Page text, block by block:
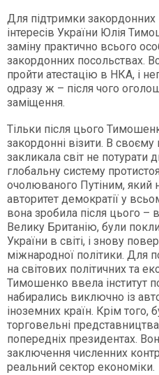
Для підтримки закордонних
інтересів України Юлія
заміну практично всього
закордонних посольствах.
пройти атестацію в НКА, і
одразу ж – після чого
заміщення.
Тільки після цього
закордонні візити. В
закликала світ не потурати
глобальну систему
очолюваного Путіним, який
авторитет демократії у
вона зробила після цього –
Велику Британію, були
України в світі, і знову
міжнародної політики. Для
на світових політичних та
Тимошенко ввела інститут
набирались виключно із
іноземних країн. Крім того,
торговельні
попередніх президентах.
заключення численних
реальний сектор економіки.